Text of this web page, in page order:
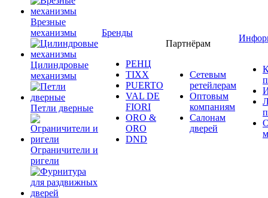
Врезные
механизмы
Цилиндровые
механизмы
Петли дверные
Ограничители и
ригели
Бренды
РЕНЦ
TIXX
PUERTO
VAL DE
FIORI
ORO &
ORO
DND
Партнёрам
Сетевым
ретейлерам
Оптовым
компаниям
Салонам
дверей